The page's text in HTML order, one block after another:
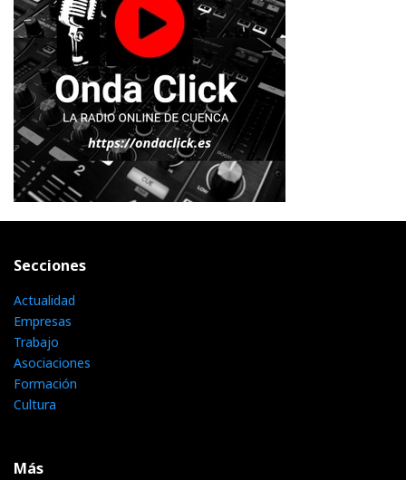
Secciones
Actualidad
Empresas
Trabajo
Asociaciones
Formación
Cultura
Más